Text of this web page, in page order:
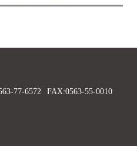
77-6572
FAX:0563-55-0010